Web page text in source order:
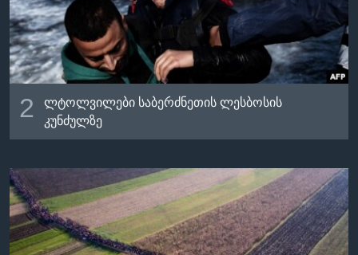
2
ლტოლვილები საბერძნეთის ლესბოსის
კუნძულზე